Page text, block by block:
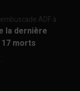
ADF à
la dernière
17 morts